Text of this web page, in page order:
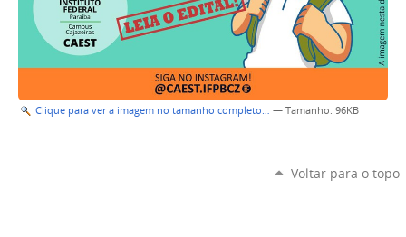
Clique para ver a imagem no tamanho completo… — Tamanho: 96KB
Voltar para o topo